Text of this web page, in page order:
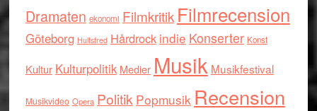
Dramaten ekonomi Filmkritik Filmrecension
Göteborg Hultsfred Hårdrock indie Konserter Konst
Kultur Kulturpolitik Medier Musik Musikfestival
Musikvideo Opera Politik Popmusik Recension